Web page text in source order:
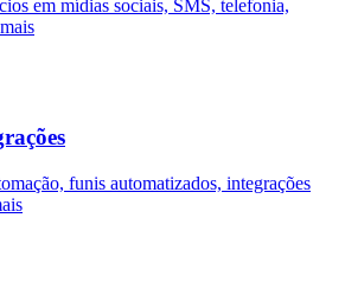
em mídias sociais, SMS, telefonia,
funis automatizados, integrações